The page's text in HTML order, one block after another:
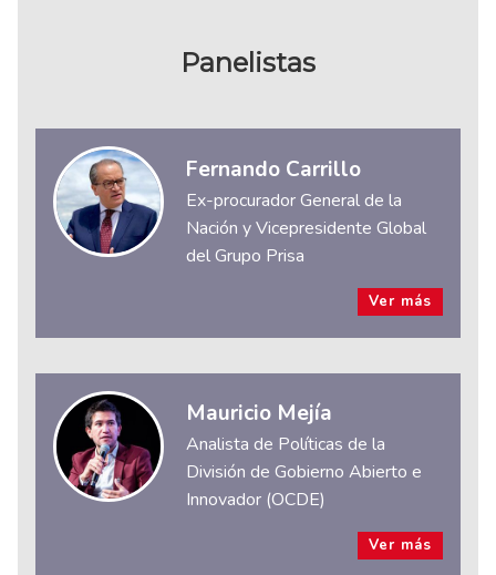
Panelistas
Fernando Carrillo
Ex-procurador General de la
Nación y Vicepresidente Global
del Grupo Prisa
Ver más
Mauricio Mejía
Analista de Políticas de la
División de Gobierno Abierto e
Innovador (OCDE)
Ver más